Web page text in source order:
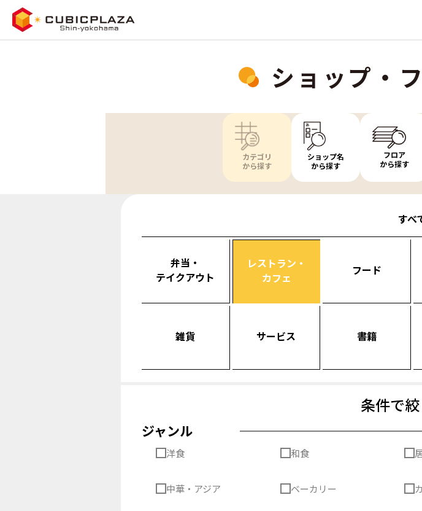
ショップ・
カテゴリ
から探す
ショップ名
から探す
フロア
から探す
すべ
弁当・
テイクアウト
レストラン・
カフェ
フード
雑貨 サービス 書籍
条件で
ジャンル
洋食 和食
中華・アジア ベーカリー